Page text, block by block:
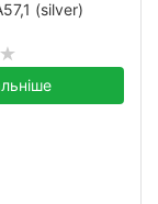
(silver)